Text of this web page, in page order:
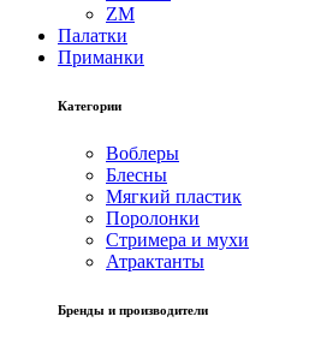
ZM
Палатки
Приманки
Категории
Воблеры
Блесны
Мягкий пластик
Поролонки
Стримера и мухи
Атрактанты
Бренды и производители